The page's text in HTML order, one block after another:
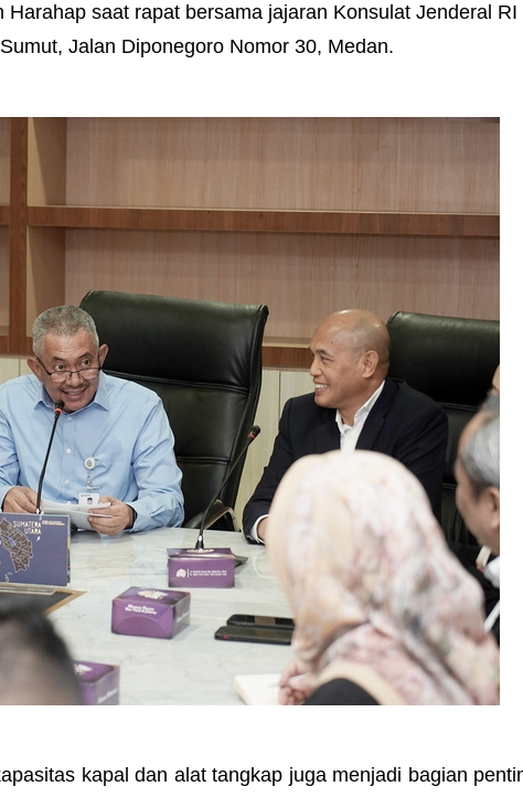
saat rapat bersama jajaran Konsulat Jenderal RI
Jalan Diponegoro Nomor 30, Medan.
kapal dan alat tangkap juga menjadi bagian